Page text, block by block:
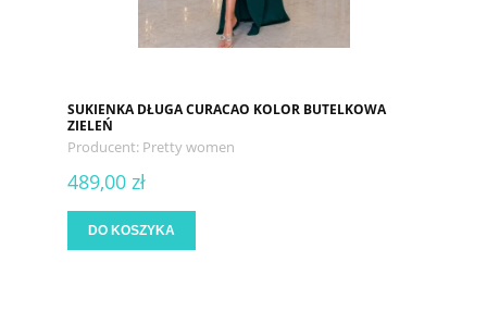
SUKIENKA DŁUGA CURACAO KOLOR BUTELKOWA
ZIELEŃ
Producent: Pretty women
489,00 zł
DO KOSZYKA